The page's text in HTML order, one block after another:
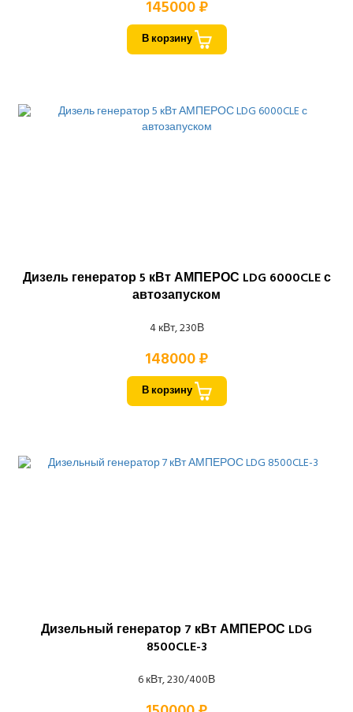
145000 ₽
В корзину
Дизель генератор 5 кВт АМПЕРОС LDG 6000CLE с
автозапуском
4 кВт, 230В
148000 ₽
В корзину
Дизельный генератор 7 кВт АМПЕРОС LDG
8500CLE-3
6 кВт, 230/400В